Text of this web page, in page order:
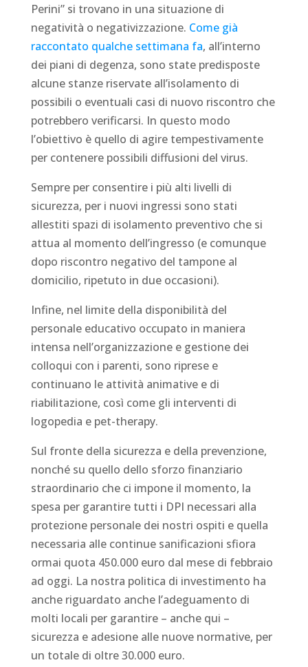
Perini” si trovano in una situazione di
negatività o negativizzazione. Come già
raccontato qualche settimana fa, all’interno
dei piani di degenza, sono state predisposte
alcune stanze riservate all’isolamento di
possibili o eventuali casi di nuovo riscontro che
potrebbero verificarsi. In questo modo
l’obiettivo è quello di agire tempestivamente
per contenere possibili diffusioni del virus.
Sempre per consentire i più alti livelli di
sicurezza, per i nuovi ingressi sono stati
allestiti spazi di isolamento preventivo che si
attua al momento dell’ingresso (e comunque
dopo riscontro negativo del tampone al
domicilio, ripetuto in due occasioni).
Infine, nel limite della disponibilità del
personale educativo occupato in maniera
intensa nell’organizzazione e gestione dei
colloqui con i parenti, sono riprese e
continuano le attività animative e di
riabilitazione, così come gli interventi di
logopedia e pet-therapy.
Sul fronte della sicurezza e della prevenzione,
nonché su quello dello sforzo finanziario
straordinario che ci impone il momento, la
spesa per garantire tutti i DPI necessari alla
protezione personale dei nostri ospiti e quella
necessaria alle continue sanificazioni sfiora
ormai quota 450.000 euro dal mese di febbraio
ad oggi. La nostra politica di investimento ha
anche riguardato anche l’adeguamento di
molti locali per garantire – anche qui –
sicurezza e adesione alle nuove normative, per
un totale di oltre 30.000 euro.